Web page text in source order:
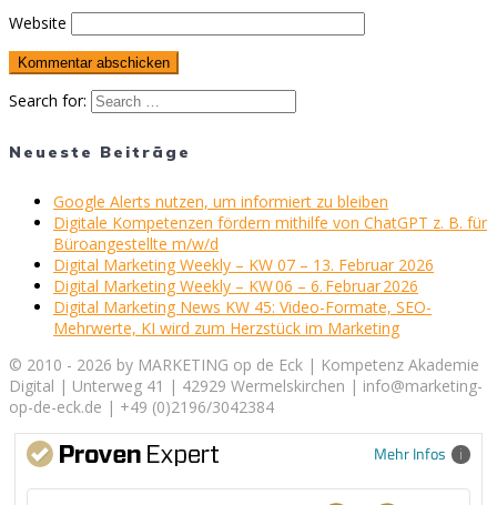
Website
Search for:
Neueste Beiträge
Google Alerts nutzen, um informiert zu bleiben
Digitale Kompetenzen fördern mithilfe von ChatGPT z. B. für
Büroangestellte m/w/d
Digital Marketing Weekly – KW 07 – 13. Februar 2026
Digital Marketing Weekly – KW 06 – 6. Februar 2026
Digital Marketing News KW 45: Video-Formate, SEO-
Mehrwerte, KI wird zum Herzstück im Marketing
© 2010 - 2026 by MARKETING op de Eck | Kompetenz Akademie
Digital | Unterweg 41 | 42929 Wermelskirchen | info@marketing-
op-de-eck.de | +49 (0)2196/3042384
Mehr Infos